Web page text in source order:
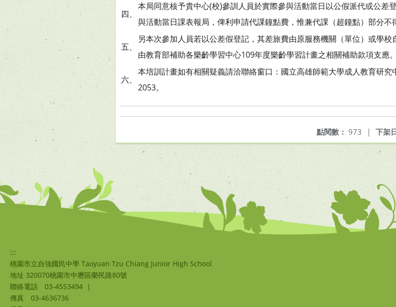
四、
本局同意核予貴中心(校)參訓人員於實際參與活動當日以公假派代或公差
與活動當日課表報局，俾利申請代課鐘點費，惟兼代課（超鐘點）部分不
五、
另本次參加人員若以公差假登記，其差旅費由原服務機關（單位）或學
由教育部補助各樂齡學習中心109年度樂齡學習計畫之相關補助款項支應。
六、
本培訓計畫如有相關疑義請洽聯絡窗口：國立高雄師範大學成人教育研
2053。
下架
點閱數： 973 |
:::
桃園市立自強國民中學 Taoyuan Tzu Chiang Junior High School
地址 320070桃園市中壢區榮民路80號
聯絡電話
03-4553494 |
傳真
03-4636736